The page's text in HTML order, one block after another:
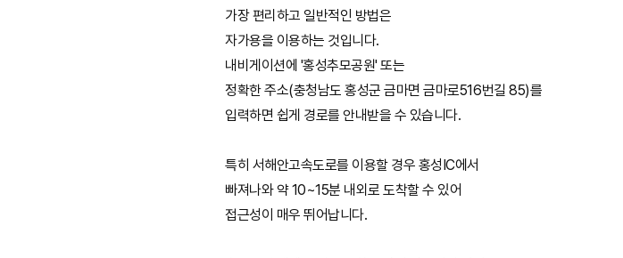
가장 편리하고 일반적인 방법은
자가용을 이용하는 것입니다.
내비게이션에 '홍성추모공원' 또는
정확한 주소(충청남도 홍성군 금마면 금마로516번길 85)를
입력하면 쉽게 경로를 안내받을 수 있습니다.
특히 서해안고속도로를 이용할 경우 홍성IC에서
빠져나와 약 10~15분 내외로 도착할 수 있어
접근성이 매우 뛰어납니다.